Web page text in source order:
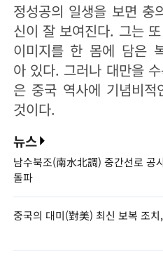
정성공의 일생을 보면 충
신이 잘 보여진다. 그는
이미지를 한 몸에 담은
아 있다. 그러나 대만을
은 중국 역사에 기념비
것이다.
뉴스
남수북조(南水北調) 중간선로 공
돌파
중국의 대미(對美) 최신 보복 조